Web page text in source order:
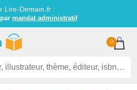
Lire-Demain. fr:
mandat administratif
0